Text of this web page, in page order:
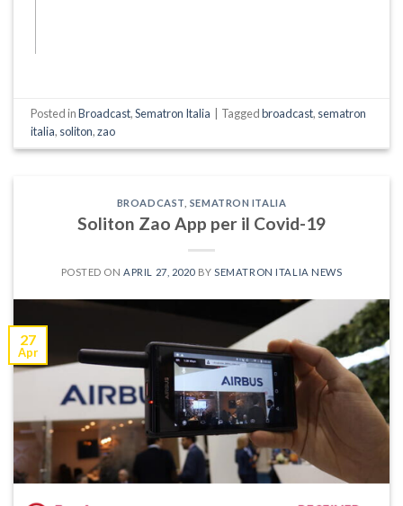
Posted inBroadcast,Sematron Italia Taggedbroadcast, sematron
italia, soliton,zao
BROADCAST SEMATRON ITALIA
Soliton Zao App per il Covid-19
POSTED ONAPRIL 27, 2020 BYSEMATRON ITALIA NEWS
27
Apr